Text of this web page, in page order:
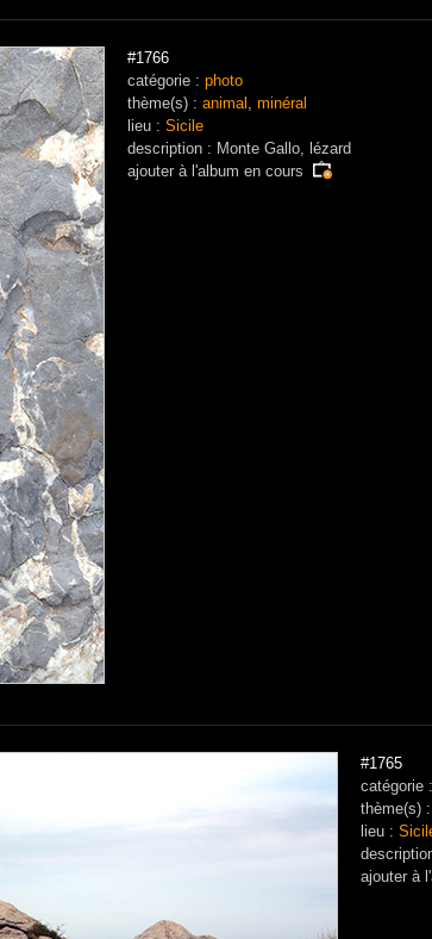
#1766
catégorie : photo
thème(s) : animal , minéral
lieu : Sicile
description : Monte Gallo, lézard
ajouter àl'album en cours
#1765
catégorie
thème(s)
lieu :
ajouter à